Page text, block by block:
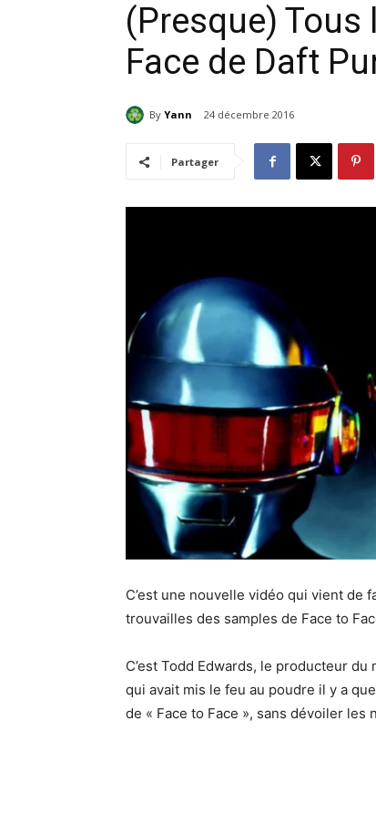
(Presque) Tous
Face de Daft
By Yann 24 décembre 2016
Partager
C’est une nouvelle vidéo qui vient de
trouvailles des samples de Face to
C’est Todd Edwards, le producteur
qui avait mis le feu au poudre il y a
de « Face to Face », sans dévoiler les